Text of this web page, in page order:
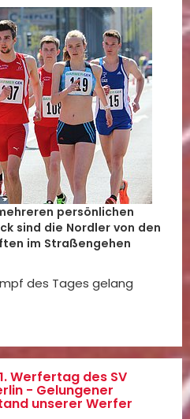
persönlichen
sind die Nordler von den
im Straßengehen
des Tages gelang
Werfertag des SV
- Gelungener
unserer Werfer